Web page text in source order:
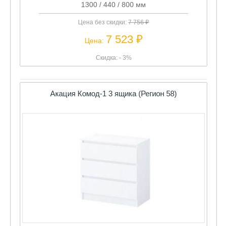
1300 / 440 / 800 мм
Цена без скидки: 7 756 ₽
Цена: 7 523 ₽
Скидка: - 3%
Акация Комод-1 3 ящика (Регион 58)